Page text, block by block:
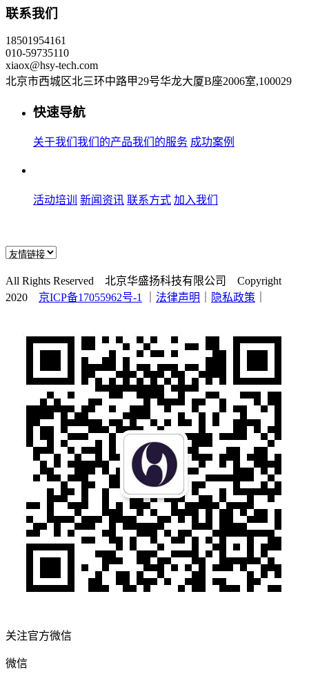
联系我们
18501954161
010-59735110
xiaox@hsy-tech.com
北京市西城区北三环中路甲29号华龙大厦B座2006室,100029
快速导航
关于我们 我们的产品我们的服务 成功案例
活动培训 新闻资讯 联系方式 加入我们
All Rights Reserved 北京华盛扬科技有限公司 Copyright
2020 京ICP备17055962号-1 法律声明 隐私政策
关注官方微信
微信